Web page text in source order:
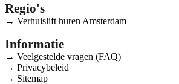
Regio's
Verhuislift huren Amsterdam
Informatie
Veelgestelde vragen (FAQ)
Privacybeleid
Sitemap